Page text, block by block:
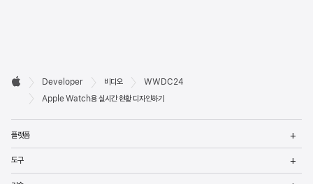
Developer
바닥글

Apple
Developer 비디오
WWDC24
Apple Watch용 실시간 현황 디자인하기
플랫폼
도구